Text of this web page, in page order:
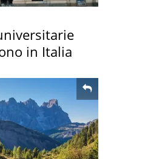
in Italia